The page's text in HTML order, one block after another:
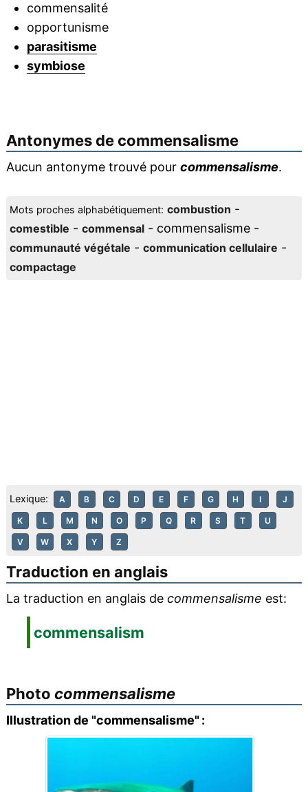
commensalité
opportunisme
parasitisme
symbiose
Antonymes de commensalisme
Aucun antonyme trouvé pour commensalisme.
Mots proches alphabétiquement: combustion -
comestible - commensal- commensalisme -
communauté végétale - communication cellulaire -
compactage
Lexique: A B C D E F G H I J
K L M N O P Q R S T U
V W X Y Z
Traduction en anglais
La traduction en anglais de commensalisme est:
commensalism
Photo commensalisme
Illustration de "commensalisme" :